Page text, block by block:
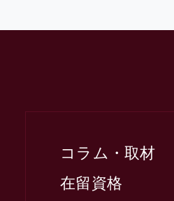
コラム・取材
在留資格